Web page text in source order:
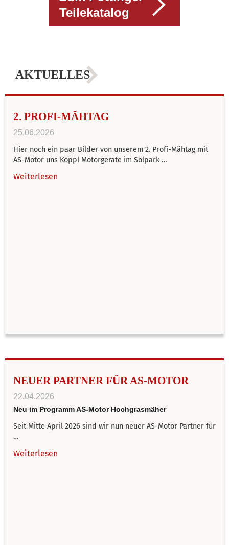
Teilekatalog
AKTUELLES
25.06.2026
2. PROFI-MÄHTAG
Hier noch ein paar Bilder von unserem 2. Profi-Mähtag mit
AS-Motor uns Köppl Motorgeräte im Solpark …
Weiterlesen
22.04.2026
NEUER PARTNER FÜR AS-MOTOR
Neu im Programm AS-Motor Hochgrasmäher
Seit Mitte April 2026 sind wir nun neuer AS-Motor Partner für
…
Weiterlesen